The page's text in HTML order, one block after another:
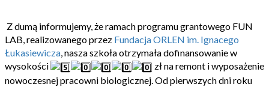
Z dumą informujemy, że ramach programu grantowego FUN
LAB, realizowanego przez Fundacja ORLEN im. Ignacego
Łukasiewicza, nasza szkoła otrzymała dofinansowanie w
wysokości
zł na remont i wyposażenie
nowoczesnej pracowni biologicznej. Od pierwszych dni roku